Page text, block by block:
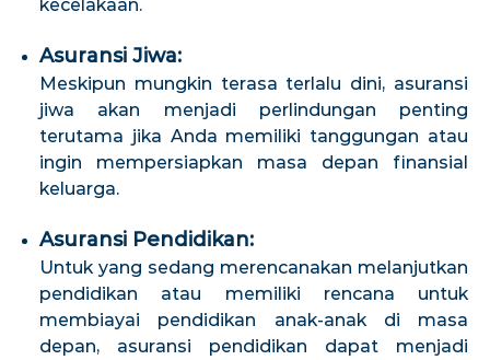
kecelakaan.
Asuransi Jiwa:
Meskipun mungkin terasa terlalu dini, asuransi
jiwa akan menjadi perlindungan penting
terutama jika Anda memiliki tanggungan atau
ingin mempersiapkan masa depan finansial
keluarga.
Asuransi Pendidikan:
Untuk yang sedang merencanakan melanjutkan
pendidikan atau memiliki rencana untuk
membiayai pendidikan anak-anak di masa
depan, asuransi pendidikan dapat menjadi